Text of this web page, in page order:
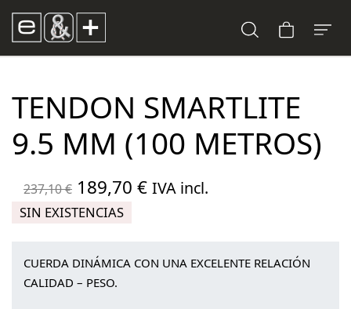
TENDON SMARTLITE
9.5 MM (100 METROS)
237,10€ El
precio
era:
237,10 €.
189,70 €El
es:
IVA incl.
SIN EXISTENCIAS
CUERDA DINÁMICA CON UNA EXCELENTE RELACIÓN
CALIDAD – PESO.